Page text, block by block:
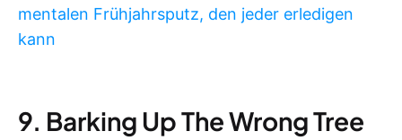
mentalen Frühjahrsputz, den jeder erledigen
kann
9. Barking Up The Wrong Tree